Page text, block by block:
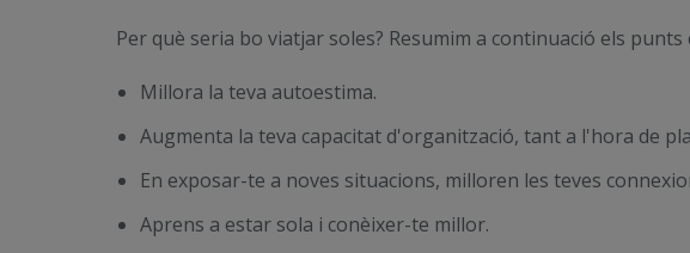
Per què seria bo viatjar soles? Resumim a continuació els punts
Millora la teva autoestima.
Augmenta la teva capacitat d'organització, tant a l'hora de
En exposar-te a noves situacions, milloren les teves
Aprens a estar sola i conèixer-te millor.